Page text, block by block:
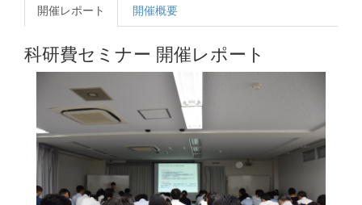
開催レポート 開催概要
科研費セミナー 開催レポート